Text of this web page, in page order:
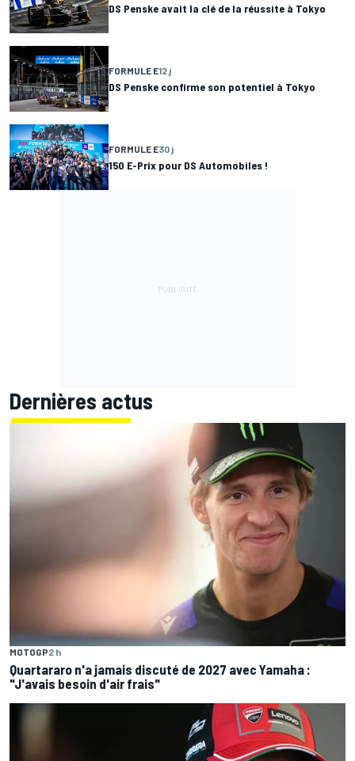
DS Penske avait la clé de la réussite à Tokyo
FORMULE E12 j
DS Penske confirme son potentiel à Tokyo
FORMULE E30 j
150 E-Prix pour DS Automobiles !
Dernières actus
MOTOGP2 h
Quartararo n'a jamais discuté de 2027 avec Yamaha :
"J'avais besoin d'air frais"